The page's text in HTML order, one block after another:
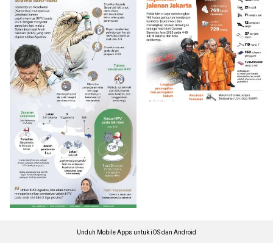
Unduh Mobile Apps untuk iOS dan Android